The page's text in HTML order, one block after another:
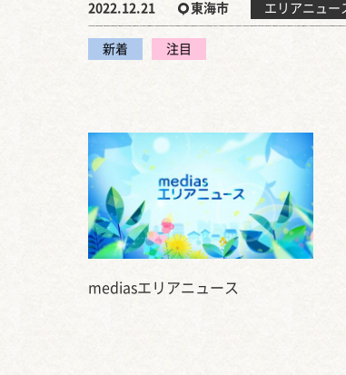
2022.12.21 東海市 エリアニュー
新着 注目
mediasエリアニュース